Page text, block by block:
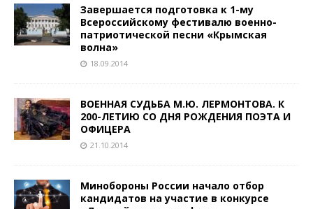
Завершается подготовка к 1-му
Всероссийскому фестивалю военно-
патриотической песни «Крымская
волна»
18.09.2014
ВОЕННАЯ СУДЬБА М.Ю. ЛЕРМОНТОВА. К
200­-ЛЕТИЮ СО ДНЯ РОЖДЕНИЯ ПОЭТА И
ОФИЦЕРА
21.10.2014
Минобороны России начало отбор
кандидатов на участие в конкурсе